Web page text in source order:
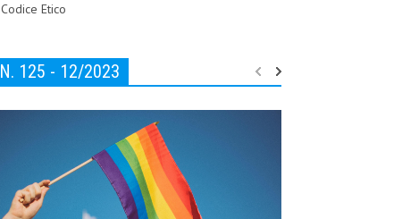
Codice Etico
N. 125 - 12/2023